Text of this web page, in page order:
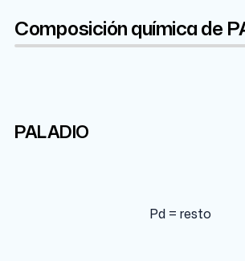
Composición química de
PALADIO
Pd = resto